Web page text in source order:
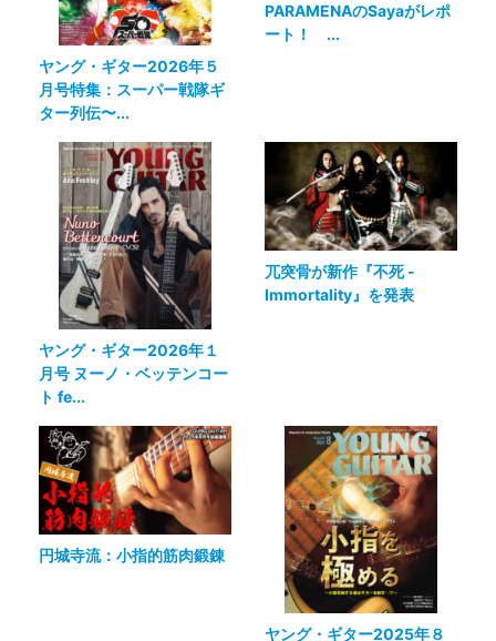
ヤング・ギター2026年５
月号特集：スーパー戦隊ギ
ター列伝〜...
PARAMENAのSayaがレポ
ート！ ...
ヤング・ギター2026年１
月号 ヌーノ・ベッテンコー
ト fe...
兀突骨が新作『不死 -
Immortality』を発表
円城寺流：小指的筋肉鍛錬
ヤング・ギター2025年８